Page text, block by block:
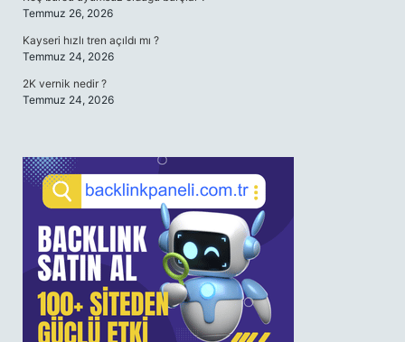
Temmuz 26, 2026
Kayseri hızlı tren açıldı mı ?
Temmuz 24, 2026
2K vernik nedir ?
Temmuz 24, 2026